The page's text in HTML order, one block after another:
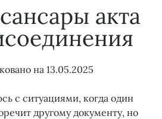
акта
на13.05.2025
с ситуациями, когда один
другому документу, но